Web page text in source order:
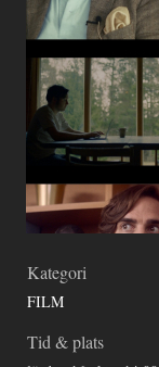
Kategori
FILM
Tid & plats